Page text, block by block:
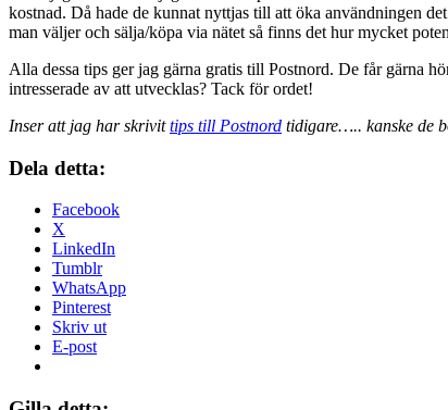
kostnad. Då hade de kunnat nyttjas till att öka användningen
man väljer och sälja/köpa via nätet så finns det hur mycket
Alla dessa tips ger jag gärna gratis till Postnord. De får gärna
intresserade av att utvecklas? Tack för ordet!
Inser att jag har skrivittips till Postnord tidigare….. kanske de
Dela detta:
Facebook
X
LinkedIn
Tumblr
WhatsApp
Pinterest
Skriv ut
E-post